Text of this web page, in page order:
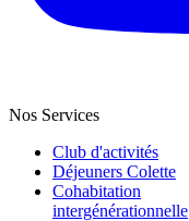
Nos Services
Club d'activités
Déjeuners Colette
Cohabitation
intergénération­nelle